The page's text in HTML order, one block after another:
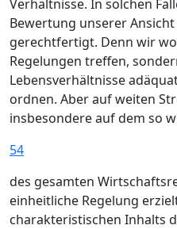
Verhältnisse. In solchen
Bewertung unserer
gerechtfertigt. Denn wir
Regelungen treffen,
Lebensverhältnisse
ordnen. Aber auf weiten
insbesondere auf dem so
54
des gesamten
einheitliche Regelung
charakteristischen Inhalts